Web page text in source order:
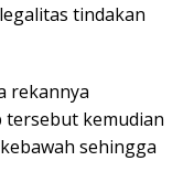
tindakan
rekannya
tersebut kemudian
sehingga